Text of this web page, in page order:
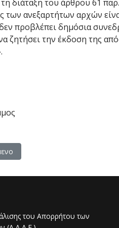
διάταξη του άρθρου 61
των ανεξαρτήτων αρχών
προβλέπει δημόσια
ζητήσει την έκδοση της
άρθρο: Κανονισμός για τη
του Απορρήτου των